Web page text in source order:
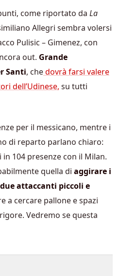
come riportato da La
Allegri sembra volersi
Pulisic – Gimenez, con
out. Grande
Santi, chedovrà farsi valere
dell’Udinese, su tutti
per il messicano, mentre i
di reparto parlano chiaro:
104 presenze con il Milan.
quella di aggirare i
attaccanti piccoli e
a cercare pallone e spazi
Vedremo se questa